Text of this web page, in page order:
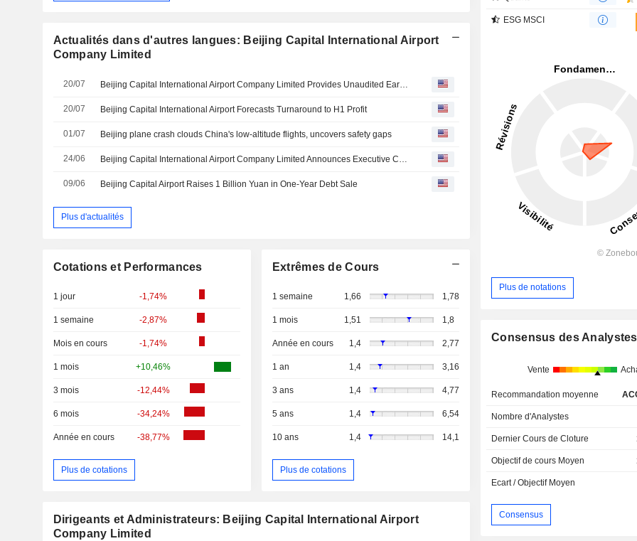
Actualités dans d'autres langues: Beijing Capital International Airport
Company Limited
20/07
20/07 Beijing Capital International Airport Forecasts Turnaround to H1 Profit
01/07 Beijing plane crash clouds China's low-altitude flights, uncovers safety gaps
24/06
09/06 Beijing Capital Airport Raises 1 Billion Yuan in One-Year Debt Sale
Plus d'actualités
Cotations et Performances
1 jour -1,74%
1 semaine -2,87%
Mois en cours -1,74%
1 mois +10,46%
3 mois -12,44%
6 mois -34,24%
Année en cours -38,77%
Plus de cotations
Extrêmes de Cours
1 semaine 1,66 1,78
1 mois 1,51 1,8
Année en cours 1,4 2,77
1 an 1,4 3,16
3 ans 1,4 4,77
5 ans 1,4 6,54
10 ans 1,4 14,1
Plus de cotations
Dirigeants et Administrateurs: Beijing Capital International Airport
Company Limited
ESG MSCI
Plus de notations
Consensus des Analystes
Vente
Recommandation moyenne
Nombre d'Analystes
Dernier Cours de Cloture
Objectif de cours Moyen
Ecart / Objectif Moyen
Consensus